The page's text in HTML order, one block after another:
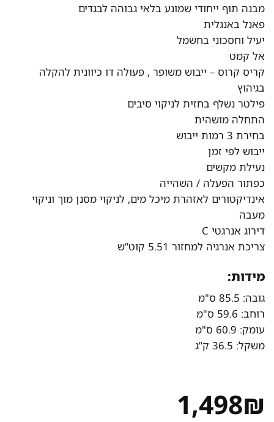
מבנה תוף ייחודי שמונע בלאי גבוהה לבגדים
פאנל באנגלית
יעיל וחסכוני בחשמל
אל קמט
קריס קרוס – ייבוש משופר , פעולה דו כיוונית להקלה
בגיהוץ
פילטר נשלף בחזית לניקוי סיבים
התחלה מושהית
בחירת 3 רמות ייבוש
ייבוש לפי זמן
נעילת מקשים
כפתור הפעלה / השהייה
אינדיקטורים לאזהרת מיכל מים, לניקוי מסנן מוך וניקוי
מעבה
דירוג אנרגטי C
צריכת אנרגיה למחזור 5.51 קוט”ש
מידות:
גובה: 85.5 ס"מ
רוחב: 59.6 ס"מ
עומק: 60.9 ס"מ
משקל: 36.5 ק”ג
1,498₪